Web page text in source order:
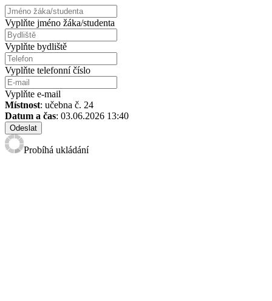
Vyplňte jméno žáka/studenta
Vyplňte bydliště
Vyplňte telefonní číslo
Vyplňte e-mail
Místnost: učebna č. 24
Datum a čas: 03.06.2026 13:40
Odeslat
Probíhá ukládání